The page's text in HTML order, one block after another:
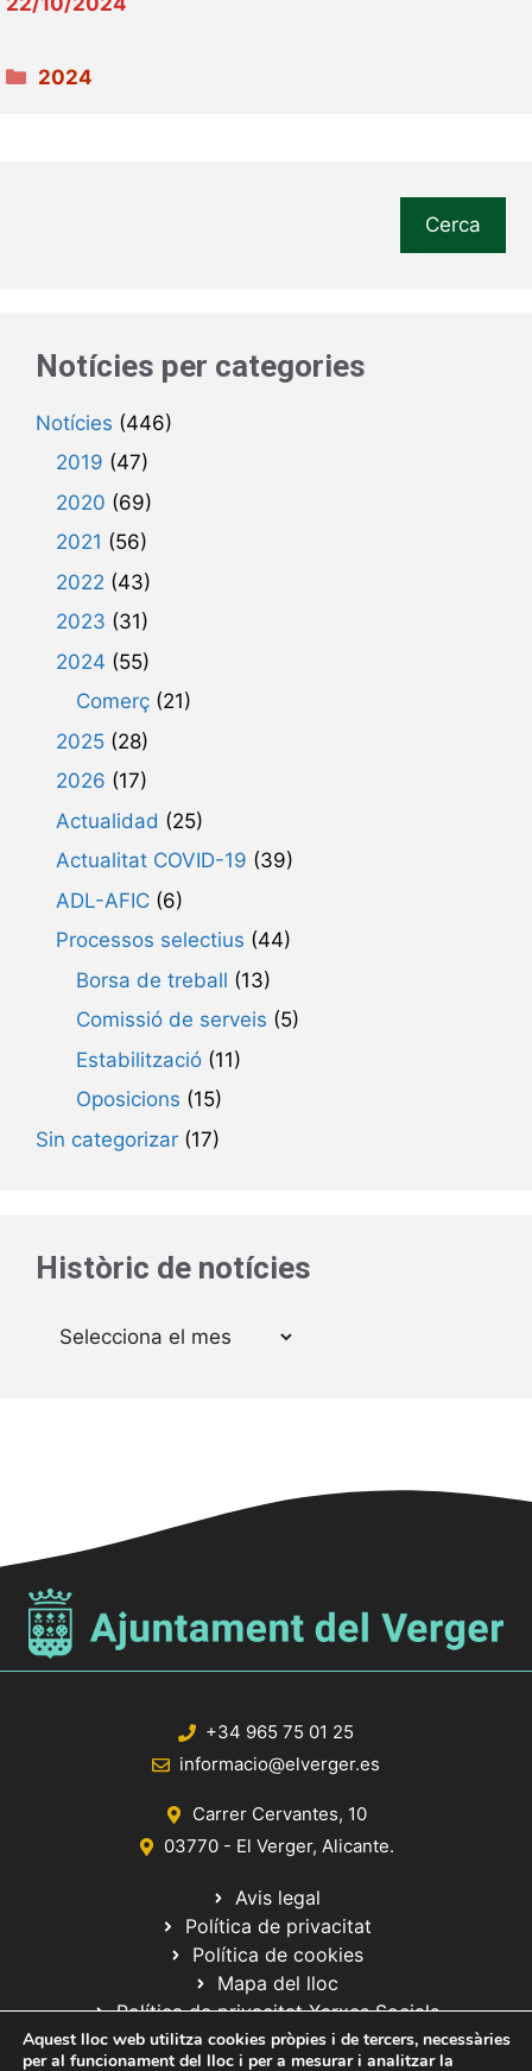
Categories
2024
Cerca
Notícies per categories
Notícies (446)
2019 (47)
2020 (69)
2021 (56)
2022 (43)
2023 (31)
2024 (55)
Comerç (21)
2025 (28)
2026 (17)
Actualidad (25)
Actualitat COVID-19 (39)
ADL-AFIC (6)
Processos selectius (44)
Borsa de treball (13)
Comissió de serveis (5)
Estabilització (11)
Oposicions (15)
Sin categorizar (17)
Històric de notícies
Arxius
+34 965 75 01 25
informacio@elverger.es
Carrer Cervantes, 10
03770 - El Verger, Alicante.
Avis legal
Política de privacitat
Política de cookies
Mapa del lloc
Política de privacitat Xarxes Socials
Aquest lloc web utilitza cookies pròpies i de tercers, necessàries
per al funcionament del lloc i per a mesurar i analitzar la